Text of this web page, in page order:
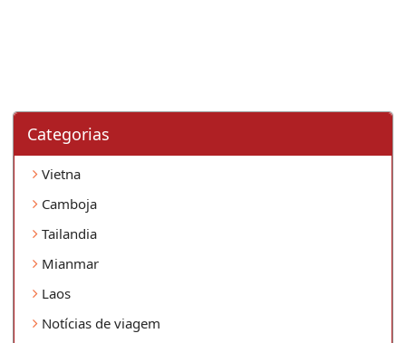
Categorias
Vietna
Camboja
Tailandia
Mianmar
Laos
Notícias de viagem